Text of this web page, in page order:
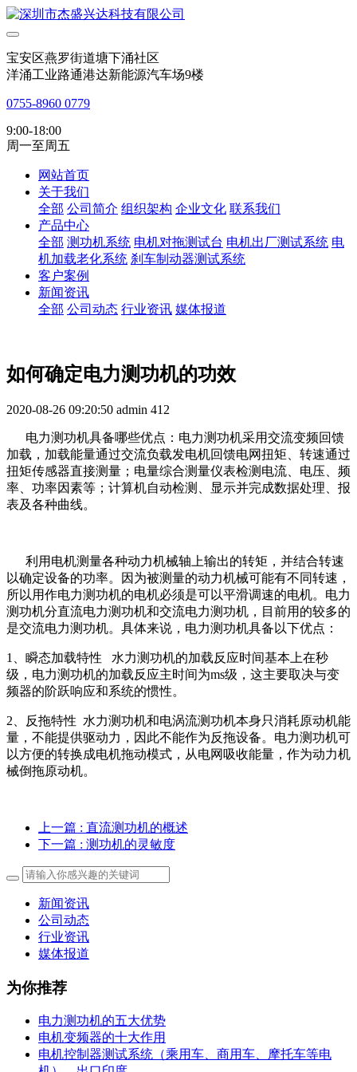
宝安区燕罗街道塘下涌社区
洋涌工业路通港达新能源汽车场9楼
0755-8960 0779
9:00-18:00
周一至周五
网站首页
关于我们
全部 公司简介 组织架构 企业文化 联系我们
产品中心
全部 测功机系统 电机对拖测试台 电机出厂测试系统 电
机加载老化系统 刹车制动器测试系统
客户案例
新闻资讯
全部 公司动态 行业资讯 媒体报道
如何确定电力测功机的功效
2020-08-26 09:20:50 admin 412
电力测功机具备哪些优点：电力测功机采用交流变频回馈
加载，加载能量通过交流负载发电机回馈电网扭矩、转速通过
扭矩传感器直接测量；电量综合测量仪表检测电流、电压、频
率、功率因素等；计算机自动检测、显示并完成数据处理、报
表及各种曲线。
利用电机测量各种动力机械轴上输出的转矩，并结合转速
以确定设备的功率。因为被测量的动力机械可能有不同转速，
所以用作电力测功机的电机必须是可以平滑调速的电机。电力
测功机分直流电力测功机和交流电力测功机，目前用的较多的
是交流电力测功机。具体来说，电力测功机具备以下优点：
1、瞬态加载特性 水力测功机的加载反应时间基本上在秒
级，电力测功机的加载反应主时间为ms级，这主要取决与变
频器的阶跃响应和系统的惯性。
2 、反拖特性 水力测功机和电涡流测功机本身只消耗原动机能
量，不能提供驱动力，因此不能作为反拖设备。电力测功机可
以方便的转换成电机拖动模式，从电网吸收能量，作为动力机
械倒拖原动机。
上一篇 : 直流测功机的概述
下一篇 : 测功机的灵敏度
新闻资讯
公司动态
行业资讯
媒体报道
为你推荐
电力测功机的五大优势
电机变频器的十大作用
电机控制器测试系统（乘用车、商用车、摩托车等电